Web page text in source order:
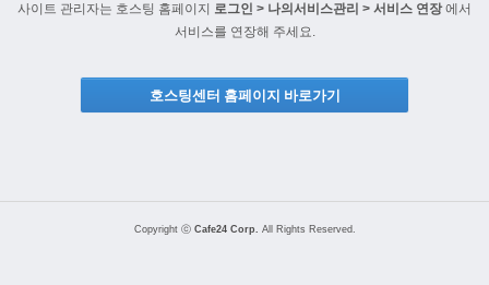
사이트 관리자는 호스팅 홈페이지 로그인 > 나의서비스관리 > 서비스 연장에서
서비스를 연장해 주세요.
호스팅센터 홈페이지 바로가기
Copyright ⓒ Cafe24 Corp. All Rights Reserved.